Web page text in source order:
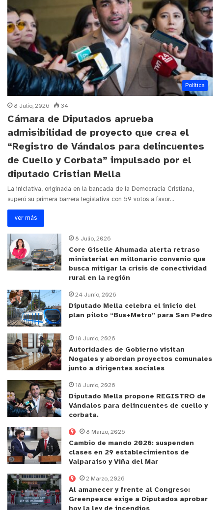
Política
8 Julio, 2026 34
Cámara de Diputados aprueba
admisibilidad de proyecto que crea el
“Registro de Vándalos para delincuentes
de Cuello y Corbata” impulsado por el
diputado Cristian Mella
La iniciativa, originada en la bancada de la Democracia Cristiana,
superó su primera barrera legislativa con 59 votos a favor…
ver más
8 Julio, 2026
Core Giselle Ahumada alerta retraso
ministerial en millonario convenio que
busca mitigar la crisis de conectividad
rural en la región
24 Junio, 2026
Diputado Mella celebra el inicio del
plan piloto “Bus+Metro” para San Pedro
18 Junio, 2026
Autoridades de Gobierno visitan
Nogales y abordan proyectos comunales
junto a dirigentes sociales
18 Junio, 2026
Diputado Mella propone REGISTRO de
Vándalos para delincuentes de cuello y
corbata.
8 Marzo, 2026
Cambio de mando 2026: suspenden
clases en 29 establecimientos de
Valparaíso y Viña del Mar
2 Marzo, 2026
Al amanecer y frente al Congreso:
Greenpeace exige a Diputados aprobar